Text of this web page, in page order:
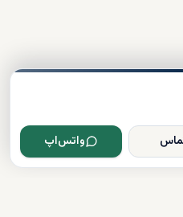
واتس‌اپ